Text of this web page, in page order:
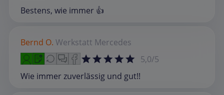
Bestens, wie immer 👍
Bernd O. Werkstatt Mercedes
5,0/5
Wie immer zuverlässig und gut!!